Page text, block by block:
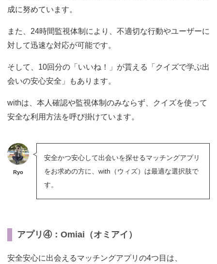
成に努めています。
また、24時間監視体制により、不適切な行動やユーザーに
対して迅速な対応が可能です。
そして、10回分の「いいね！」が貰える「クイズで学ぶ出
会いの安心安全」もあります。
withは、本人確認や監視体制のみならず、クイズを使って
安全な利用方法を呼び掛けています。
Ryo
安全かつ安心して出会いを探せるマッチングアプリ
をお求めの方に、with（ウィズ）は最適な選択肢で
す。
アプリ④：Omiai（オミアイ）
安全安心に出会えるマッチングアプリの4つ目は、